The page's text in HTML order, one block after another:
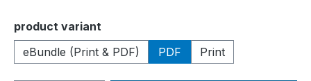
Select
product variant
eBundle (Print & PDF)
PDF Print